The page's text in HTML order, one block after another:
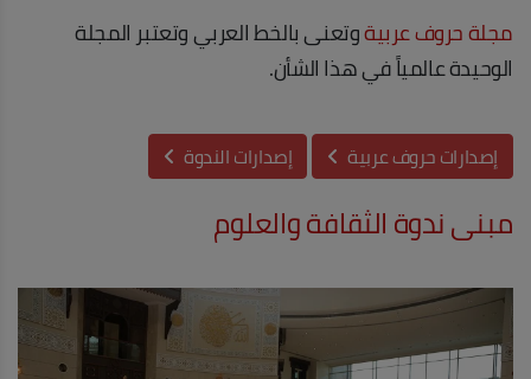
مجلة حروف عربيةوتعنى بالخط العربي وتعتبر المجلة
الوحيدة عالمياً في هذا الشأن.
إصدارات حروف عربية إصدارات الندوة
مبنى ندوة الثقافة والعلوم